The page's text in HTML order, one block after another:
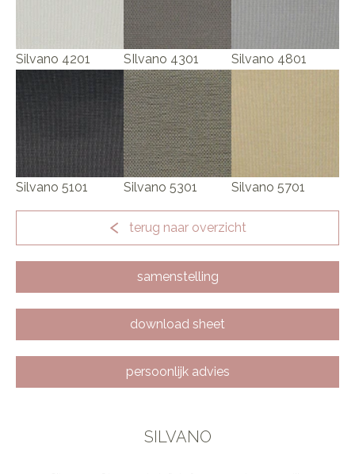
Silvano 4201 SIlvano 4301 Silvano 4801
Silvano 5101 Silvano 5301 Silvano 5701
terug naar overzicht
samenstelling
download sheet
persoonlijk advies
SILVANO